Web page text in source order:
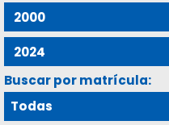
Buscar por matrícula: